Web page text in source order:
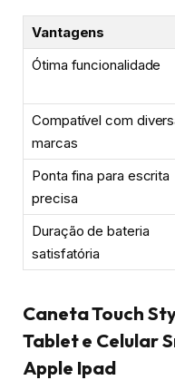
Vantagens
Ótima funcionalidade
Compatível com
marcas
Ponta fina para escrita
precisa
Duração de bateria
satisfatória
Caneta Touch
Tablet e Celular
Apple Ipad